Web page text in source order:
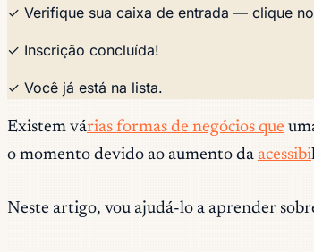
✓ Verifique sua caixa de entrada — clique
✓ Inscrição concluída!
✓ Você já está na lista.
Existem várias formas de negócios que
o momento devido ao aumento da acessibi
Neste artigo, vou ajudá-lo a aprender